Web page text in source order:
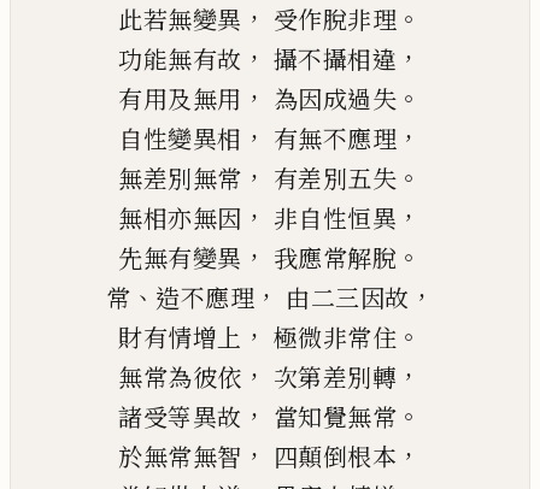
此若無變異 ， 受作脫非理 。
功能無有故 ， 攝不攝相違 ，
有用及無用 ， 為因成過失 。
自性變異相 ， 有無不應理 ，
無差別無常 ， 有差別五失 。
無相亦無因 ， 非自性恒異 ，
先無有變異 ， 我應常解脫 。
常 、 造不應理 ， 由二三因故 ，
財有情增上 ， 極微非常住 。
無常為彼依 ， 次第差別轉 ，
諸受等異故 ， 當知覺無常 。
於無常無智 ， 四顛倒根本 ，